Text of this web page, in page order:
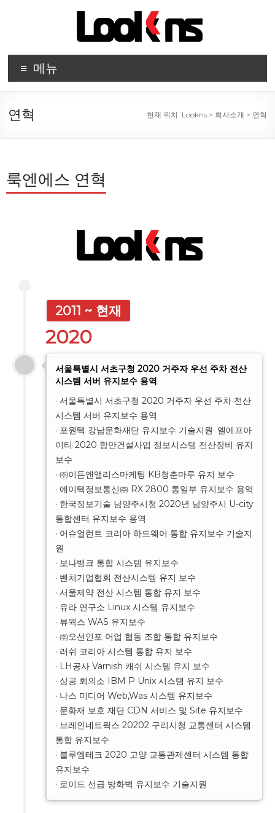
메뉴
연혁 현재 위치: Lookns> 회사소개 > 연혁
룩엔에스 연혁
2011 ~ 현재
2020
서울특별시 서초구청 2020 거주자 우선 주차 전산
시스템 서버 유지보수 용역
· 서울특별시 서초구청 2020 거주자 우선 주차 전산
시스템 서버 유지보수 용역
· 포원텍 강남문화재단 유지보수 기술지원· 엘에프아
이티 2020 항만건설사업 정보시스템 전산장비 유지
보수
· ㈜이든앤앨리스마케팅 KB청춘마루 유지 보수
· 에이텍정보통신㈜ RX 2800 통일부 유지보수 용역
· 한국정보기술 남양주시청 2020년 남양주시 U-city
통합센터 유지보수 용역
· 어슈얼런트 코리아 하드웨어 통합 유지보수 기술지
원
· 보나뱅크 통합 시스템 유지보수
· 벤처기업협회 전산시스템 유지 보수
· 서울제약 전산 시스템 통합 유지 보수
· 유라 연구소 Linux 시스템 유지보수
· 뷰웍스 WAS 유지보수
· ㈜오션인포 어업 협동 조합 통합 유지보수
· 러쉬 코리아 시스템 통합 유지 보수
· LH공사 Varnish 캐쉬 시스템 유지 보수
· 상공 회의소 IBM P Unix 시스템 유지 보수
· 나스 미디어 Web,Was 시스템 유지보수
· 문화재 보호 재단 CDN 서비스 및 Site 유지보수
· 브레인네트웍스 20202 구리시청 교통센터 시스템
통합 유지보수
· 블루엠테크 2020 고양 교통관제센터 시스템 통합
유지보수
· 로이드 선급 방화벽 유지보수 기술지원